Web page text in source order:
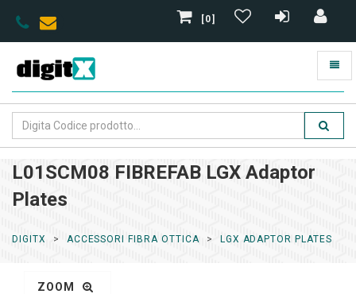
[0]
L01SCM08 FIBREFAB LGX Adaptor
Plates
DIGITX ACCESSORI FIBRA OTTICA LGX ADAPTOR PLATES
ZOOM